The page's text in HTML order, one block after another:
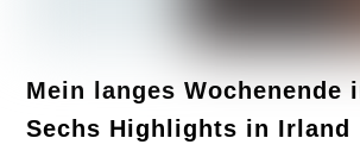
Mein langes Wochenende
Sechs Highlights in Irland